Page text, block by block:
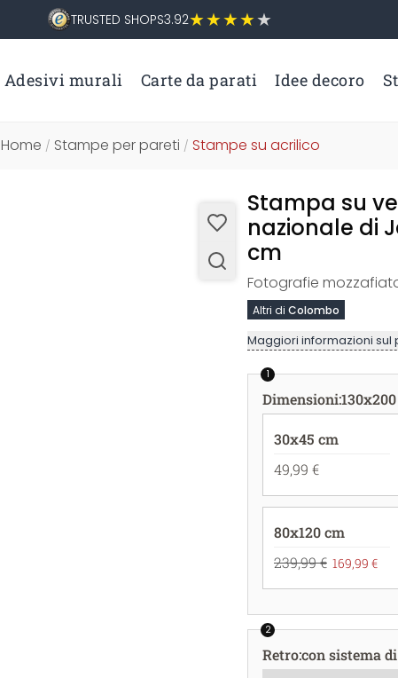
TRUSTED SHOPS3.92
Adesivi murali Carte da parati Idee decoro
Home / Stampe per pareti / Stampe su acrilico
Stampa su
nazionale di
cm
Fotografie
Altri di Colombo
Maggiori informazioni sul
1
Dimensioni:
30x45 cm
49,99 €
80x120 cm
239,99 € 169,99 €
2
Retro:con sistema